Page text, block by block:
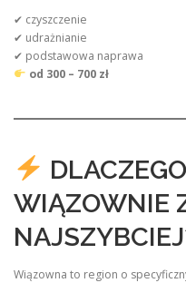
✔ czyszczenie
✔ udrażnianie
✔ podstawowa naprawa
od 300 – 700 zł
WIĄZOWNIE
Wiązowna to region o